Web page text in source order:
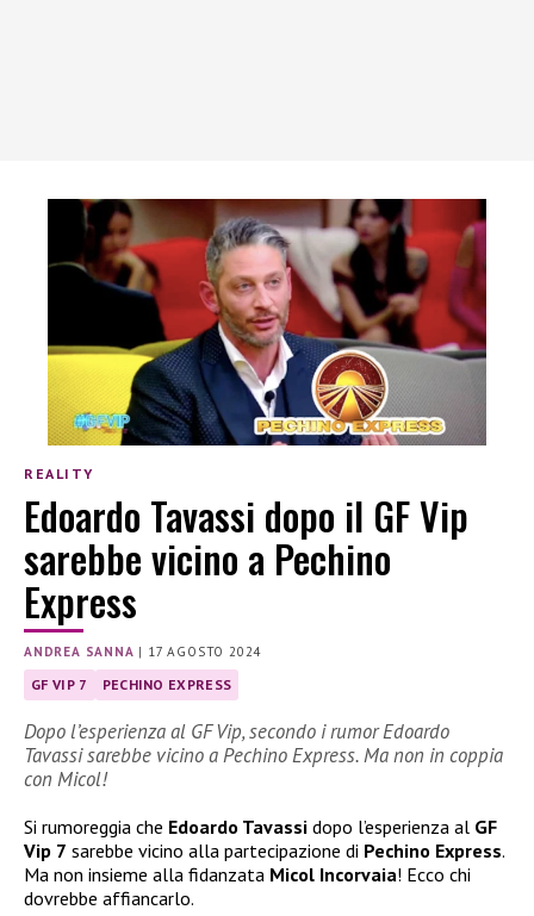
REALITY
Edoardo Tavassi dopo il GF Vip
sarebbe vicino a Pechino
Express
ANDREA SANNA | 17 AGOSTO 2024
GF VIP 7 PECHINO EXPRESS
Dopo l’esperienza al GF Vip, secondo i rumor Edoardo
Tavassi sarebbe vicino a Pechino Express. Ma non in coppia
con Micol!
Si rumoreggia che Edoardo Tavassi dopo l’esperienza al GF
Vip 7 sarebbe vicino alla partecipazione di Pechino Express.
Ma non insieme alla fidanzata Micol Incorvaia! Ecco chi
dovrebbe affiancarlo.